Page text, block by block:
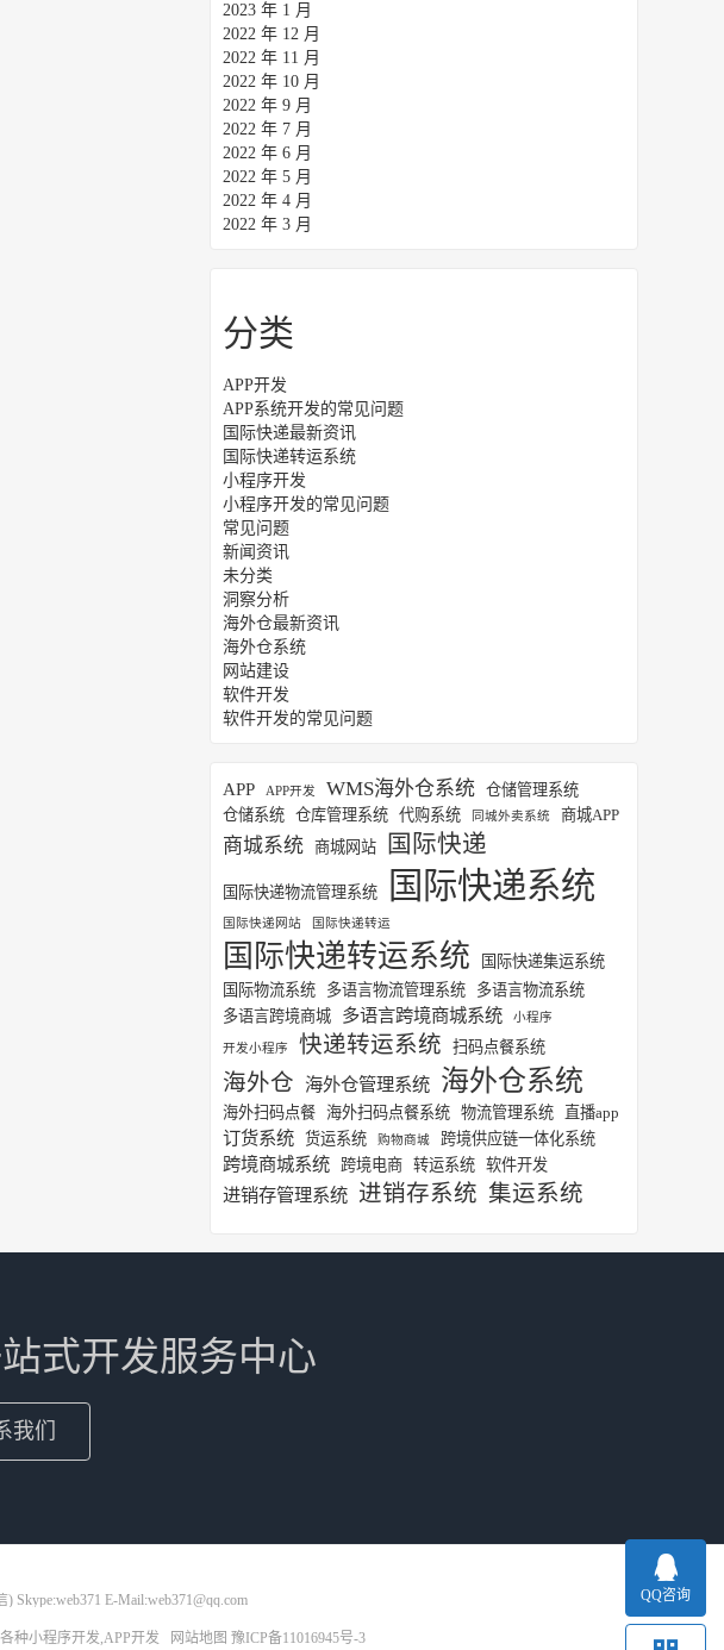
2023 年 1 月
2022 年 12 月
2022 年 11 月
2022 年 10 月
2022 年 9 月
2022 年 7 月
2022 年 6 月
2022 年 5 月
2022 年 4 月
2022 年 3 月
分类
APP开发
APP系统开发的常见问题
国际快递最新资讯
国际快递转运系统
小程序开发
小程序开发的常见问题
常见问题
新闻资讯
未分类
洞察分析
海外仓最新资讯
海外仓系统
网站建设
软件开发
软件开发的常见问题
APP APP开发 WMS海外仓系统 仓储管理系统
仓储系统 仓库管理系统 代购系统 同城外卖系统 商城APP
商城系统 商城网站 国际快递
国际快递物流管理系统 国际快递系统
国际快递网站 国际快递转运
国际快递转运系统
国际快递集运系统
国际物流系统
多语言物流管理系统
多语言物流系统
多语言跨境商城
多语言跨境商城系统 小程序
开发小程序 快递转运系统 扫码点餐系统
海外仓 海外仓管理系统 海外仓系统
海外扫码点餐 海外扫码点餐系统 物流管理系统 直播app
订货系统 货运系统 购物商城 跨境供应链一体化系统
跨境商城系统 跨境电商 转运系统 软件开发
进销存管理系统 进销存系统 集运系统
式开发服务中心
我们
Skype:web371 E-Mail:web371@qq.com
种小程序开发,APP开发 网站地图 豫ICP备11016945号-3
QQ咨询